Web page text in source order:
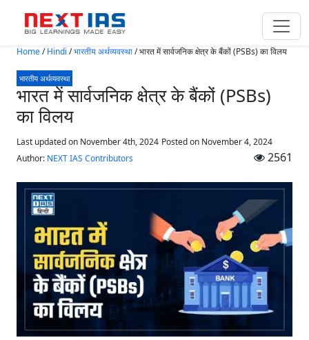
Skip to main content
Home/Hindi /भारतीय अर्थव्यवस्था/भारत में सार्वजनिक क्षेत्र के बैंकों (PSBs) का विलय
भारतीय अर्थव्यवस्था
भारत में सार्वजनिक क्षेत्र के बैंकों (PSBs)
का विलय
Last updated on November 4th, 2024 Posted on November 4, 2024
Author: NEXT IAS Contributors 2561